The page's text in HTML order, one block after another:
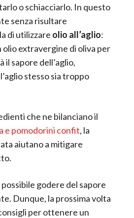
o schiacciarlo. In questo
senza risultare
di utilizzare olio all’aglio:
olio extravergine di oliva per
il sapore dell’aglio,
stesso sia troppo
che ne bilanciano il
e pomodorini confit, la
aiutano a mitigare
godere del sapore
Dunque, la prossima volta
per ottenere un